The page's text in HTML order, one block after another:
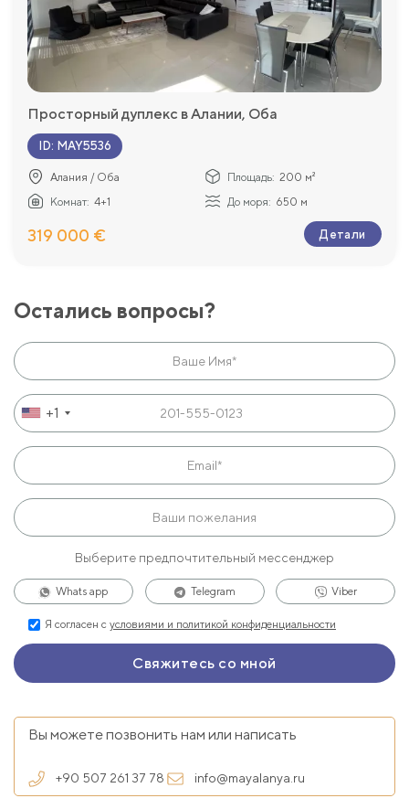
Просторный дуплекс в Алании, Оба
ID: MAY5536
Алания / Оба Площадь: 200 м²
Комнат: 4+1 До моря: 650 м
319 000 € Детали
Остались вопросы?
+1
Выберите предпочтительный мессенджер
Whats app Telegram Viber
Я согласен с условиями и политикой конфиденциальности
Вы можете позвонить нам или написать
+90 507 261 37 78 info@mayalanya.ru